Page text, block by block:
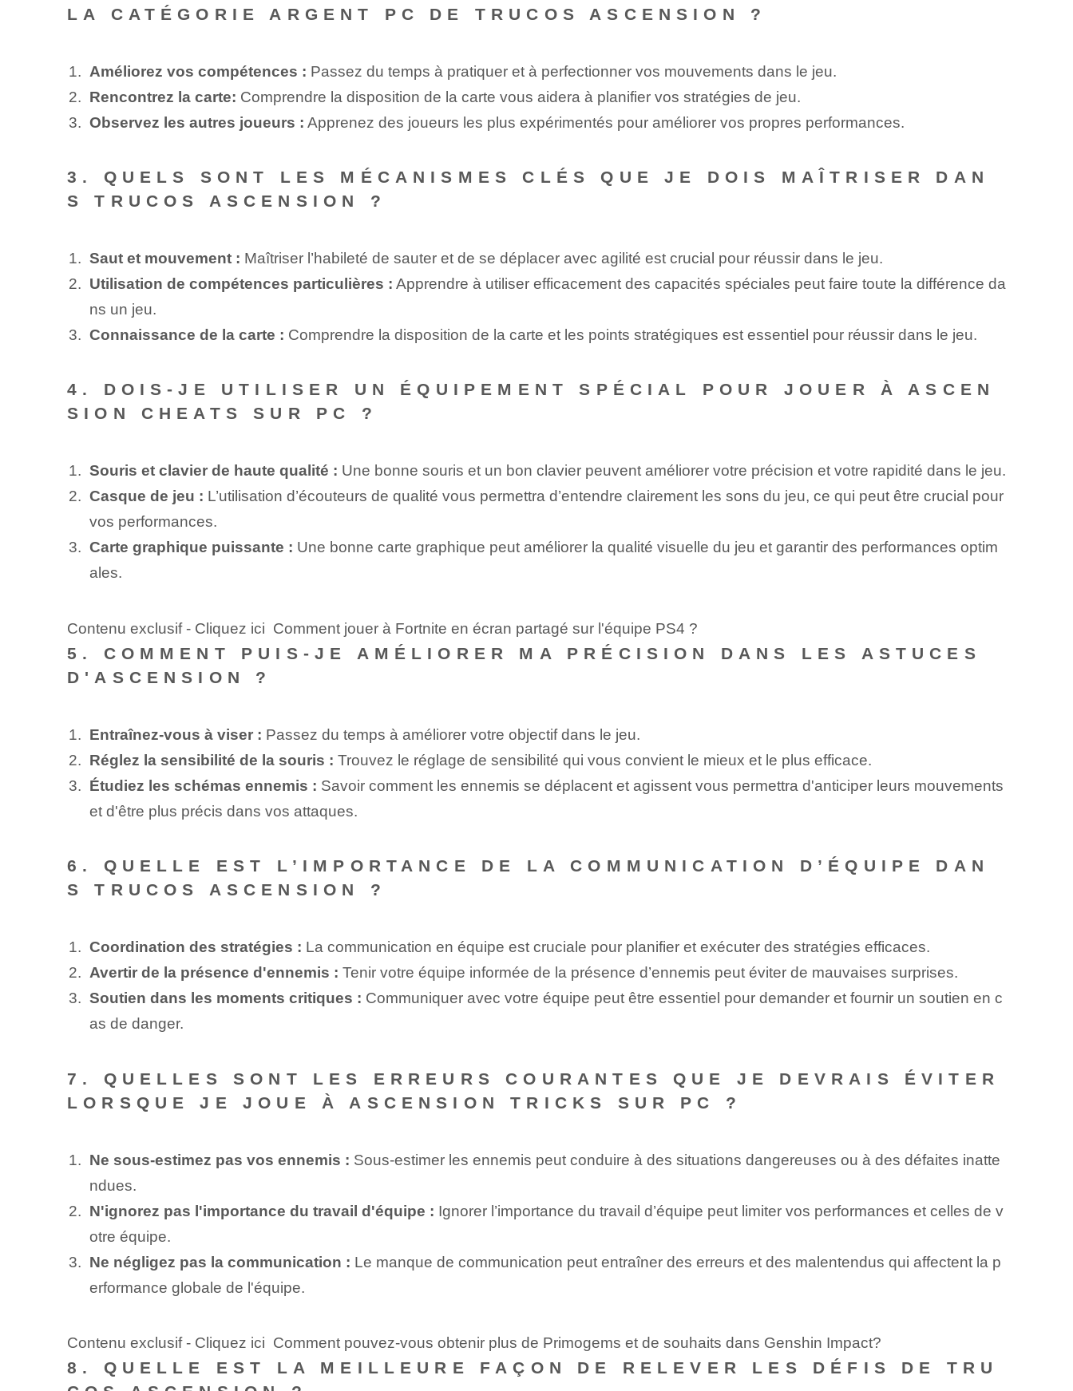
LA CATÉGORIE ARGENT PC DE TRUCOS ASCENSION ?
Améliorez vos compétences : Passez du temps à pratiquer et à perfectionner vos mouvements dans le jeu.
Rencontrez la carte: Comprendre la disposition de la carte vous aidera à planifier vos stratégies de jeu.
Observez les autres joueurs : Apprenez des joueurs les plus expérimentés pour améliorer vos propres performances.
3. QUELS SONT LES MÉCANISMES CLÉS QUE JE DOIS MAÎTRISER DAN
S TRUCOS ASCENSION ?
Saut et mouvement : Maîtriser l’habileté de sauter et de se déplacer avec agilité est crucial pour réussir dans le jeu.
Utilisation de compétences particulières : Apprendre à utiliser efficacement des capacités spéciales peut faire toute la différence da
ns un jeu.
Connaissance de la carte : Comprendre la disposition de la carte et les points stratégiques est essentiel pour réussir dans le jeu.
4. DOIS-JE UTILISER UN ÉQUIPEMENT SPÉCIAL POUR JOUER À ASCEN
SION CHEATS SUR PC ?
Souris et clavier de haute qualité : Une bonne souris et un bon clavier peuvent améliorer votre précision et votre rapidité dans le jeu.
Casque de jeu : L’utilisation d’écouteurs de qualité vous permettra d’entendre clairement les sons du jeu, ce qui peut être crucial pour
vos performances.
Carte graphique puissante : Une bonne carte graphique peut améliorer la qualité visuelle du jeu et garantir des performances optim
ales.
Contenu exclusif - Cliquez ici Comment jouer à Fortnite en écran partagé sur l'équipe PS4 ?
5. COMMENT PUIS-JE AMÉLIORER MA PRÉCISION DANS LES ASTUCES
D'ASCENSION ?
Entraînez-vous à viser : Passez du temps à améliorer votre objectif dans le jeu.
Réglez la sensibilité de la souris : Trouvez le réglage de sensibilité qui vous convient le mieux et le plus efficace.
Étudiez les schémas ennemis : Savoir comment les ennemis se déplacent et agissent vous permettra d'anticiper leurs mouvements
et d'être plus précis dans vos attaques.
6. QUELLE EST L’IMPORTANCE DE LA COMMUNICATION D’ÉQUIPE DAN
S TRUCOS ASCENSION ?
Coordination des stratégies : La communication en équipe est cruciale pour planifier et exécuter des stratégies efficaces.
Avertir de la présence d'ennemis : Tenir votre équipe informée de la présence d’ennemis peut éviter de mauvaises surprises.
Soutien dans les moments critiques : Communiquer avec votre équipe peut être essentiel pour demander et fournir un soutien en c
as de danger.
7. QUELLES SONT LES ERREURS COURANTES QUE JE DEVRAIS ÉVITER
LORSQUE JE JOUE À ASCENSION TRICKS SUR PC ?
Ne sous-estimez pas vos ennemis : Sous-estimer les ennemis peut conduire à des situations dangereuses ou à des défaites inatte
ndues.
N'ignorez pas l'importance du travail d'équipe : Ignorer l’importance du travail d’équipe peut limiter vos performances et celles de v
otre équipe.
Ne négligez pas la communication : Le manque de communication peut entraîner des erreurs et des malentendus qui affectent la p
erformance globale de l'équipe.
Contenu exclusif - Cliquez ici Comment pouvez-vous obtenir plus de Primogems et de souhaits dans Genshin Impact?
8. QUELLE EST LA MEILLEURE FAÇON DE RELEVER LES DÉFIS DE TRU